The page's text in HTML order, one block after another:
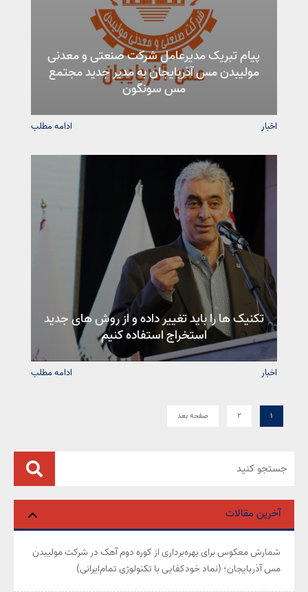
آخرین مقالات
شمارش معکوس برای بهره‌برداری از کوره دوم آهک در شرکت مولیبدن
مس آذربایجان؛ (نماد خودکفایی با تکنولوژی تمام‌ایرانی)
پیام تبریک مدیرعامل شرکت صنعتی و معدنی
مولیبدن مس آذربایجان به مدیر جدید مجتمع
مس سونگون
اخبار ادامه مطلب
تکنیک ها را باید تغییر داده و از روش های جدید
استخراج استفاده کنیم
اخبار ادامه مطلب
۱ ۲ صفحه بعد